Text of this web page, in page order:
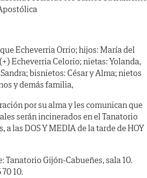
Echeverria Orrio; hijos: María del
Echeverria Celorio; nietas: Yolanda,
bisnietos: César y Alma; nietos
y demás familia,
por su alma y les comunican que
serán incinerados en el Tanatorio
a las DOS Y MEDIA de la tarde de HOY
Tanatorio Gijón-Cabueñes, sala 10.
10.